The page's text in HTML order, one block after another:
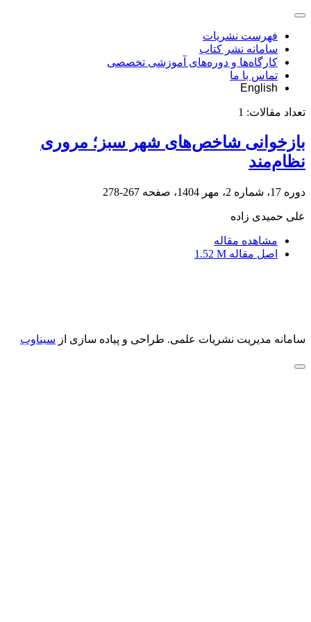
فهرست نشریات
سامانه نشر کتاب
کارگاه‌ها و دوره‌های آموزشی تخصصی
تماس با ما
English
تعداد مقالات: 1
بازخوانی شاخص‌های شهر سبز؛ مروری
نظام‌مند
دوره 17، شماره 2، مهر 1404، صفحه 267-278
علی حمیدی زاده
مشاهده مقاله
اصل مقاله 1.52 M
سامانه مدیریت نشریات علمی. طراحی و پیاده سازی از سیناوب